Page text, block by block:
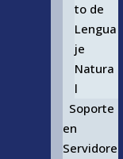
to de
Lengua
je
Natura
l
Soporte
en
Servidore